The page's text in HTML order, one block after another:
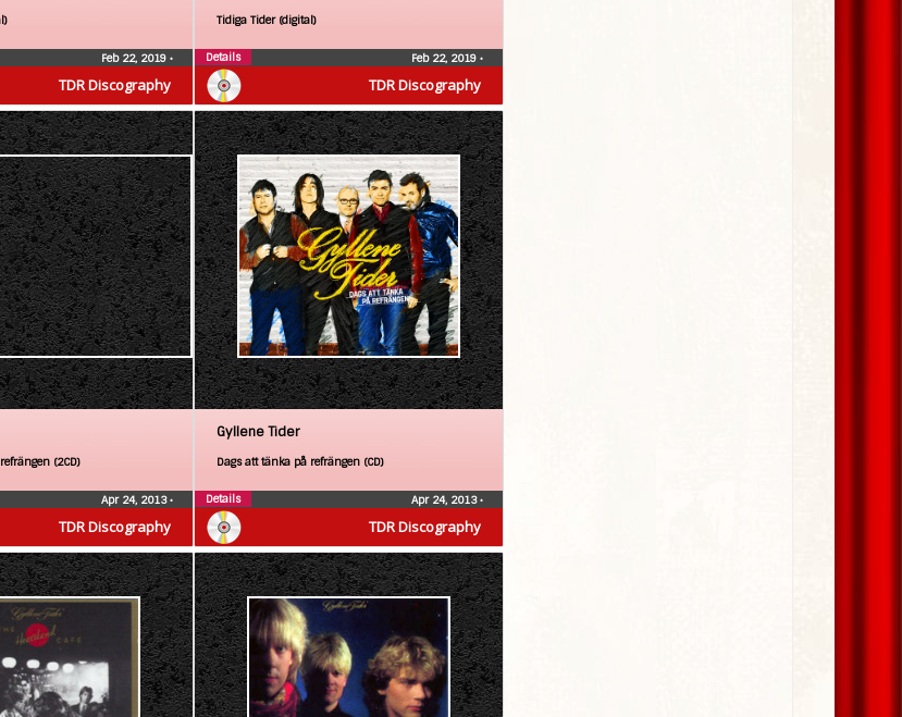
TDR Discography
Feb 22, 2019 •
TDR Discography
Tidiga Tider (digital)
Feb 22, 2019 •
Details
TDR Discography
(2CD)
Apr 24, 2013•
TDR Discography
Gyllene Tider
Dags att tänka på refrängen (CD)
Apr 24, 2013•
Details